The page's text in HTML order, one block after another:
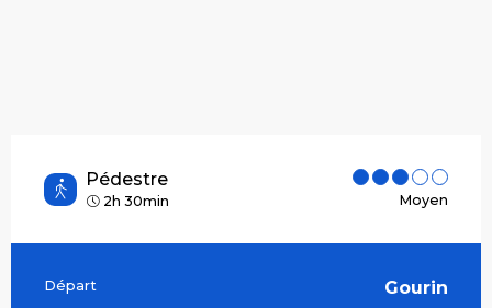
Pédestre
2h 30min Moyen
Informations pratiques
Départ Gourin